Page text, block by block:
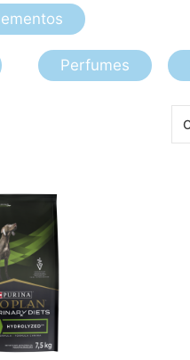
Perfumes